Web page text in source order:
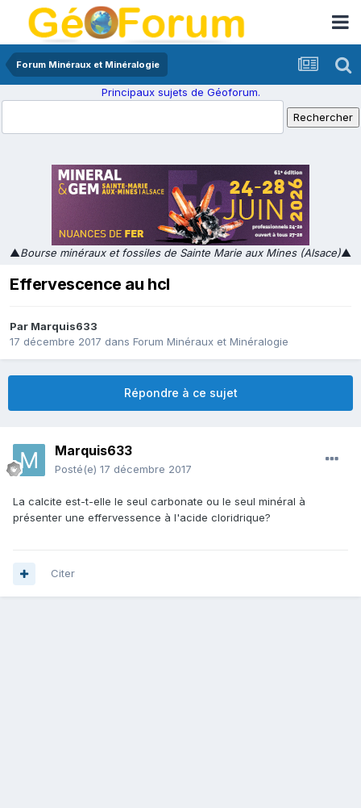
Forum Minéraux et Minéralogie
Principaux sujets de Géoforum.
▲Bourse minéraux et fossiles de Sainte Marie aux Mines (Alsace)▲
Effervescence au hcl
Par Marquis633
17 décembre 2017 dans Forum Minéraux et Minéralogie
Répondre à ce sujet
Marquis633
Posté(e) 17 décembre 2017
La calcite est-t-elle le seul carbonate ou le seul minéral à
présenter une effervessence à l'acide cloridrique?
Citer